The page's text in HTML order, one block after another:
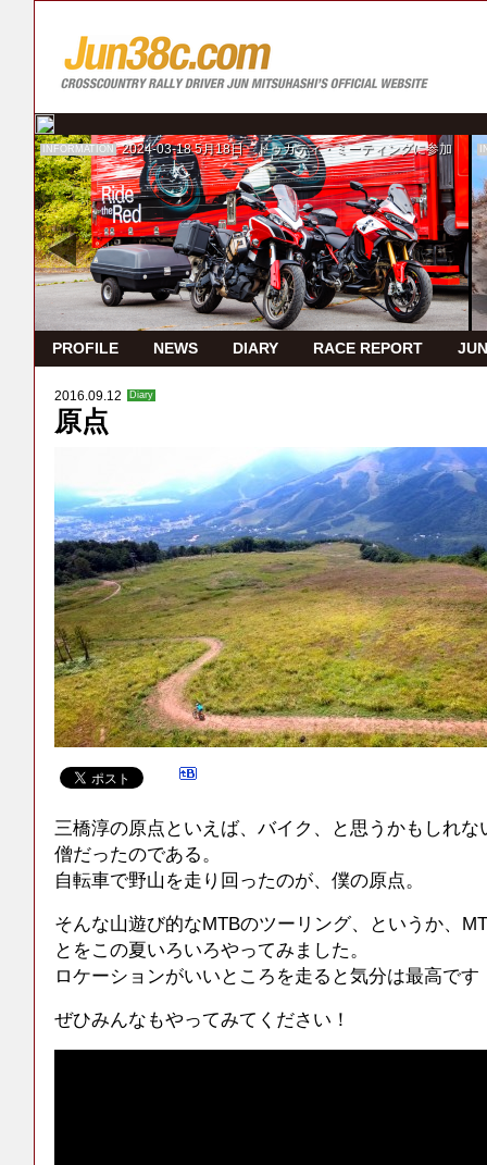
INFORMATION 2024-03-18 5月18日 ドゥカティ・ミーティングに参加
PROFILE NEWS DIARY RACE REPORT
2016.09.12 Diary
原点
三橋淳の原点といえば、バイク、と思うかもしれ
僧だったのである。
自転車で野山を走り回ったのが、僕の原点。
そんな山遊び的なMTBのツーリング、というか、
とをこの夏いろいろやってみました。
ロケーションがいいところを走ると気分は最高です
ぜひみんなもやってみてください！